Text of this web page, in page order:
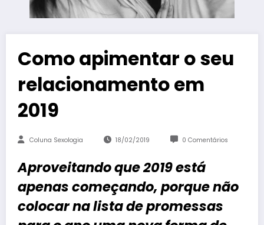
Como apimentar o seu
relacionamento em
2019
Coluna Sexologia 18/02/2019 0 Comentários
Aproveitando que 2019 está
apenas começando, porque não
colocar na lista de promessas